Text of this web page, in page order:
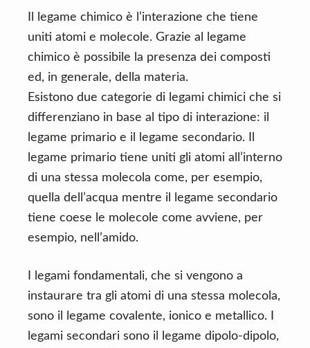
o
n
t
e
n
t
r
y
s
i
d
e
b
a
r
rIl legame chimico è l’interazione che tiene
uniti atomi e molecole. Grazie al legame
chimico è possibile la presenza dei composti
ed, in generale, della materia.
Esistono due categorie di legami chimici che si
differenziano in base al tipo di interazione: il
legame primario e il legame secondario. Il
legame primario tiene uniti gli atomi all’interno
di una stessa molecola come, per esempio,
quella dell’acqua mentre il legame secondario
tiene coese le molecole come avviene, per
esempio, nell’amido.
I legami fondamentali, che si vengono a
instaurare tra gli atomi di una stessa molecola,
sono il legame covalente, ionico e metallico. I
legami secondari sono il legame dipolo-dipolo,